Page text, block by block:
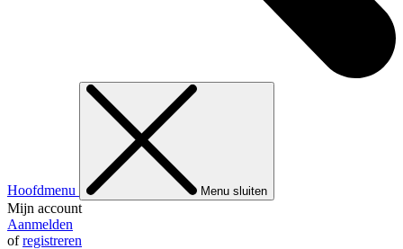
Hoofdmenu Menu sluiten
Mijn account
Aanmelden
ofregistreren